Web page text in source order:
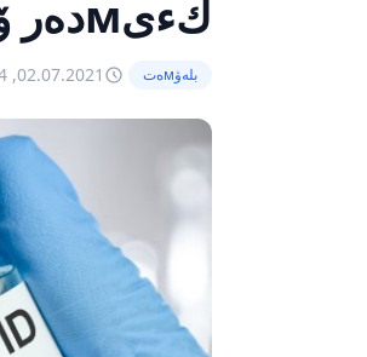
كءىмدەر ۆاكцينا سالدىرмايدى?
بلەۋмەت 02.07.2021, 09:14